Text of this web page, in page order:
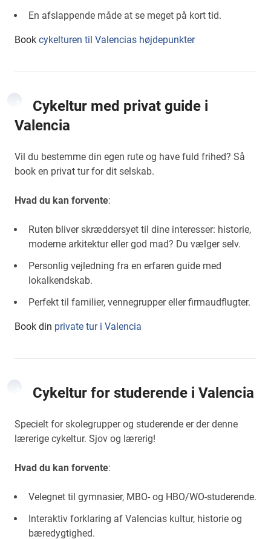
En afslappende måde at se meget på kort tid.
Book cykelturen til Valencias højdepunkter
Cykeltur med privat guide i
Valencia
Vil du bestemme din egen rute og have fuld frihed? Så
book en privat tur for dit selskab.
Hvad du kan forvente:
Ruten bliver skræddersyet til dine interesser: historie,
moderne arkitektur eller god mad? Du vælger selv.
Personlig vejledning fra en erfaren guide med
lokalkendskab.
Perfekt til familier, vennegrupper eller firmaudflugter.
Book din private tur i Valencia
Cykeltur for studerende i Valencia
Specielt for skolegrupper og studerende er der denne
lærerige cykeltur. Sjov og lærerig!
Hvad du kan forvente:
Velegnet til gymnasier, MBO- og HBO/WO-studerende.
Interaktiv forklaring af Valencias kultur, historie og
bæredygtighed.